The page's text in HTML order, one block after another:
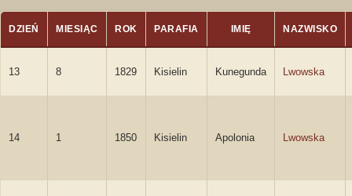
DZIEŃ MIESIĄC ROK PARAFIA IMIĘ NAZWISKO
13 8 1829 Kisielin Kunegunda Lwowska
14 1 1850 Kisielin Apolonia Lwowska